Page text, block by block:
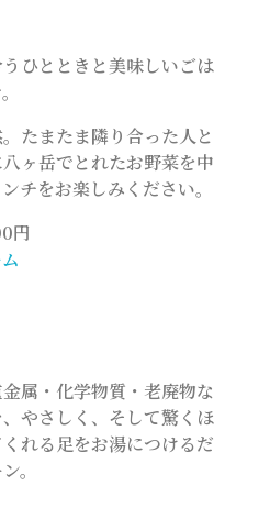
ひとときと美味しいごは
たまたま隣り合った人と
ヶ岳でとれたお野菜を中
チをお楽しみください。
円
属・化学物質・老廃物な
やさしく、そして驚くほ
れる足をお湯につけるだ
。